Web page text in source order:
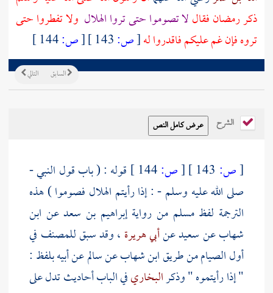
ذكر رمضان فقاللا تصوموا حتى تروا الهلال ولا تفطروا حتى
تروه فإن غم عليكم فاقدروا له[ص: [ص:
التالي السابق
الشرح
[ص: [ص:
قوله : ( باب قول النبي -
صلى الله عليه وسلم - : إذا رأيتم الهلال فصوموا ) هذه
الترجمة لفظمسلممن روايةإبراهيم بن سعدعن ابن
شهابعنسعيدعنأبي هريرة ، وقد سبق للمصنف في
أول الصيام من طريقابن شهابعنسالمعن أبيه بلفظ :
" إذا رأيتموه " وذكرالبخاريفي الباب أحاديث تدل على